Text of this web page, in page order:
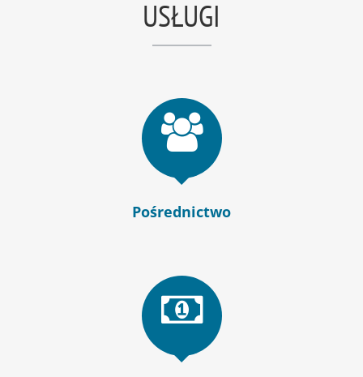
USŁUGI
Pośrednictwo